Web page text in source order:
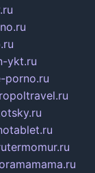
ykt.ru
porno.ru
termomur.ru